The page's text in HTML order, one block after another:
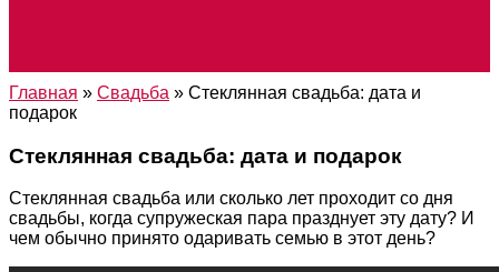
Главная » Свадьба » Стеклянная свадьба: дата и
подарок
Стеклянная свадьба: дата и подарок
Стеклянная свадьба или сколько лет проходит со дня
свадьбы, когда супружеская пара празднует эту дату? И
чем обычно принято одаривать семью в этот день?